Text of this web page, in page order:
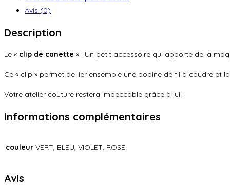
Avis (0)
Description
Le « clip de canette » : Un petit accessoire qui apporte de la
Ce « clip » permet de lier ensemble une bobine de fil à coudre et
Votre atelier couture restera impeccable grâce à lui!
Informations complémentaires
couleur VERT, BLEU, VIOLET, ROSE
Avis